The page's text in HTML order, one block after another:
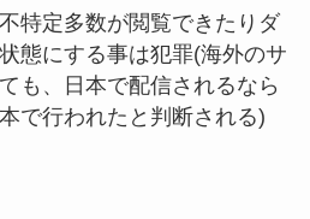
特定多数が閲覧できたりダ
態にする事は犯罪(海外のサ
も、日本で配信されるなら
で行われたと判断される)